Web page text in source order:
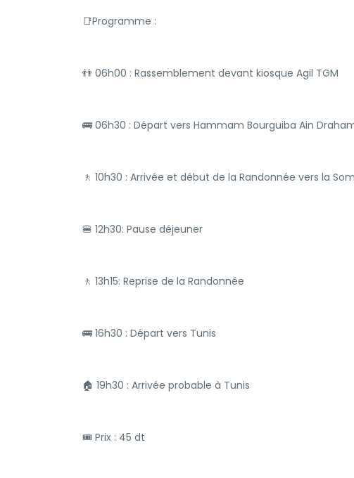
📑Programme :
👬 06h00 : Rassemblement devant kiosque Agil TGM
🚌 06h30 : Départ vers Hammam Bourguiba Ain
🚶 10h30 : Arrivée et début de la Randonnée vers la
🍔 12h30: Pause déjeuner
🚶 13h15: Reprise de la Randonnée
🚌 16h30 : Départ vers Tunis
🏠 19h30 : Arrivée probable à Tunis
🎟 Prix : 45 dt